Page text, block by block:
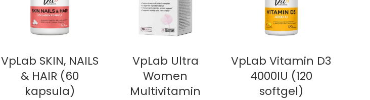
VpLab SKIN, NAILS
& HAIR (60
kapsula)
VpLab Ultra
Women
Multivitamin
VpLab Vitamin D3
4000IU (120
softgel)